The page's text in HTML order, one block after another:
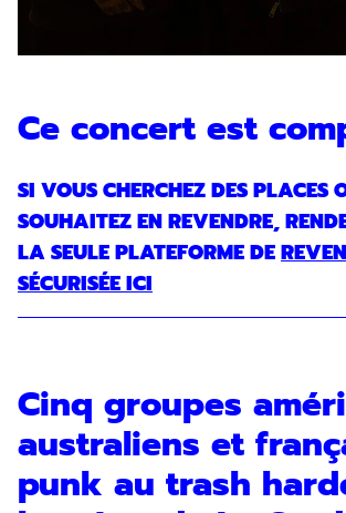
Ce concert est
SI VOUS CHERCHEZ DES PLACES
SOUHAITEZ EN REVENDRE,
LA SEULE PLATEFORME DE
SÉCURISÉE ICI
Cinq groupes
australiens et
punk au trash